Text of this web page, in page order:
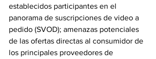
establecidos participantes en el
panorama de suscripciones de video a
pedido (SVOD); amenazas potenciales
de las ofertas directas al consumidor de
los principales proveedores de